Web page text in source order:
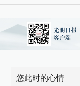
您此时的心情